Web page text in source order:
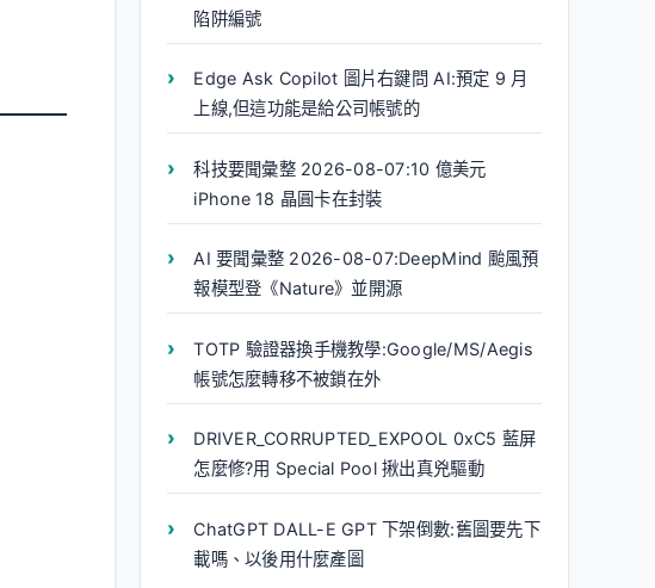
陷阱編號
Edge Ask Copilot 圖片右鍵問 AI:預定 9 月
上線,但這功能是給公司帳號的
科技要聞彙整 2026-08-07:10 億美元
iPhone 18 晶圓卡在封裝
AI 要聞彙整 2026-08-07:DeepMind 颱風預
報模型登《Nature》並開源
TOTP 驗證器換手機教學:Google/MS/Aegis
帳號怎麼轉移不被鎖在外
DRIVER_CORRUPTED_EXPOOL 0xC5 藍屏
怎麼修?用 Special Pool 揪出真兇驅動
ChatGPT DALL-E GPT 下架倒數:舊圖要先下
載嗎、以後用什麼產圖